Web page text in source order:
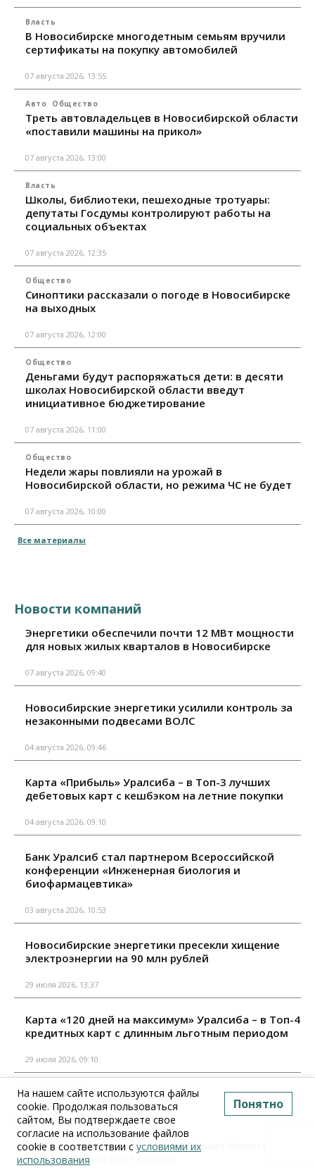
Власть
В Новосибирске многодетным семьям вручили
сертификаты на покупку автомобилей
07 августа 2026, 13:55
Авто Общество
Треть автовладельцев в Новосибирской области
«поставили машины на прикол»
07 августа 2026, 13:00
Власть
Школы, библиотеки, пешеходные тротуары:
депутаты Госдумы контролируют работы на
социальных объектах
07 августа 2026, 12:35
Общество
Синоптики рассказали о погоде в Новосибирске
на выходных
07 августа 2026, 12:00
Общество
Деньгами будут распоряжаться дети: в десяти
школах Новосибирской области введут
инициативное бюджетирование
07 августа 2026, 11:00
Общество
Недели жары повлияли на урожай в
Новосибирской области, но режима ЧС не будет
07 августа 2026, 10:00
Все материалы
Новости компаний
Энергетики обеспечили почти 12 МВт мощности
для новых жилых кварталов в Новосибирске
07 августа 2026, 09:40
Новосибирские энергетики усилили контроль за
незаконными подвесами ВОЛС
04 августа 2026, 09:46
Карта «Прибыль» Уралсиба – в Топ-3 лучших
дебетовых карт с кешбэком на летние покупки
04 августа 2026, 09:10
Банк Уралсиб стал партнером Всероссийской
конференции «Инженерная биология и
биофармацевтика»
03 августа 2026, 10:53
Новосибирские энергетики пресекли хищение
электроэнергии на 90 млн рублей
29 июля 2026, 13:37
Карта «120 дней на максимум» Уралсиба – в Топ-4
кредитных карт с длинным льготным периодом
29 июля 2026, 09:10
Все материалы
Бизнес календарь
Фонд «Больше хорошего!» собирает Новосибирск
на главный экофест города
На нашем сайте используются файлы
cookie. Продолжая пользоваться
сайтом, Вы подтверждаете свое
согласие на использование файлов
cookie в соответствии с условиями их
использования
Понятно